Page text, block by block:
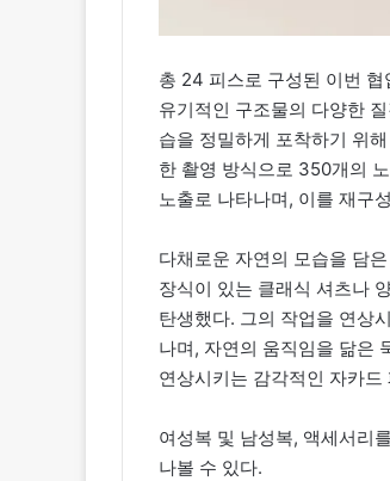
총 24 피스로 구성된 이번
유기적인 구조물의 다양한
습을 정밀하게 포착하기 위
한 촬영 방식으로 350개의
노출로 나타나며, 이를 재구
다채로운 자연의 모습을 담
장식이 있는 클래식 셔츠나
탄생했다. 그의 작업을 연상
나며, 자연의 움직임을 닮은
연상시키는 감각적인 자카
여성복 및 남성복, 액세서리
나볼 수 있다.